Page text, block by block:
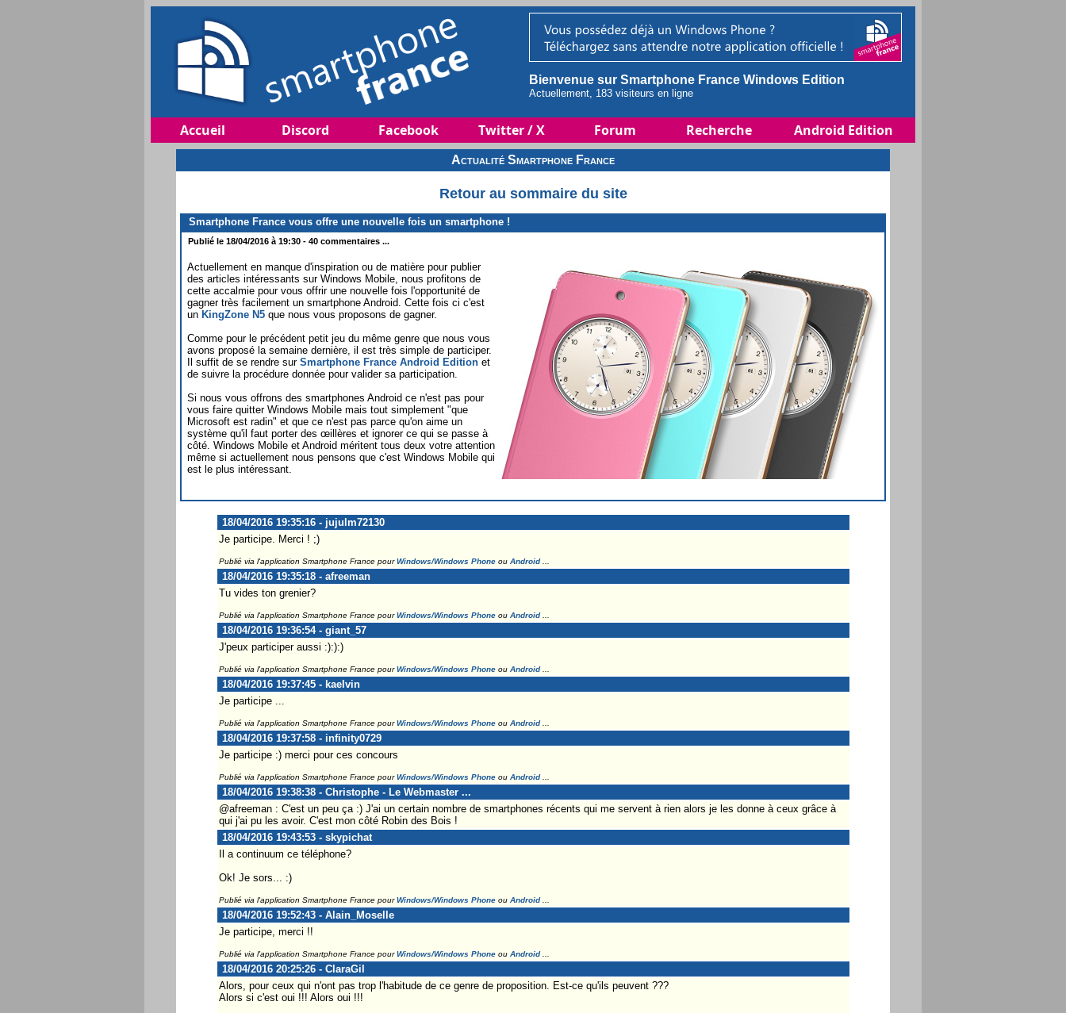
Bienvenue sur Smartphone France Windows Edition
Actuellement, 183 visiteurs en ligne
Accueil Discord Facebook Twitter / X Forum Recherche Android Edition
Actualité Smartphone France
Retour au sommaire du site
Smartphone France vous offre une nouvelle fois un smartphone !
Publié le 18/04/2016 à 19:30 - 40 commentaires ...
Actuellement en manque d'inspiration ou de matière pour publier
des articles intéressants sur Windows Mobile, nous profitons de
cette accalmie pour vous offrir une nouvelle fois l'opportunité de
gagner très facilement un smartphone Android. Cette fois ci c'est
un KingZone N5 que nous vous proposons de gagner.
Comme pour le précédent petit jeu du même genre que nous vous
avons proposé la semaine dernière, il est très simple de participer.
Il suffit de se rendre sur Smartphone France Android Edition et
de suivre la procédure donnée pour valider sa participation.
Si nous vous offrons des smartphones Android ce n'est pas pour
vous faire quitter Windows Mobile mais tout simplement "que
Microsoft est radin" et que ce n'est pas parce qu'on aime un
système qu'il faut porter des œillères et ignorer ce qui se passe à
côté. Windows Mobile et Android méritent tous deux votre attention
même si actuellement nous pensons que c'est Windows Mobile qui
est le plus intéressant.
18/04/2016 19:35:16 - jujulm72130
Je participe. Merci ! ;)
Publié via l'application Smartphone France pourWindows/Windows Phoneou Android...
18/04/2016 19:35:18 - afreeman
Tu vides ton grenier?
Publié via l'application Smartphone France pourWindows/Windows Phoneou Android...
18/04/2016 19:36:54 - giant_57
J'peux participer aussi :):):)
Publié via l'application Smartphone France pourWindows/Windows Phoneou Android...
18/04/2016 19:37:45 - kaelvin
Je participe ...
Publié via l'application Smartphone France pourWindows/Windows Phoneou Android...
18/04/2016 19:37:58 - infinity0729
Je participe :) merci pour ces concours
Publié via l'application Smartphone France pourWindows/Windows Phoneou Android...
18/04/2016 19:38:38 - Christophe - Le Webmaster ...
@afreeman : C'est un peu ça :) J'ai un certain nombre de smartphones récents qui me servent à rien alors je les donne à ceux grâce à
qui j'ai pu les avoir. C'est mon côté Robin des Bois !
18/04/2016 19:43:53 - skypichat
Il a continuum ce téléphone?
Ok! Je sors... :)
Publié via l'application Smartphone France pourWindows/Windows Phoneou Android...
18/04/2016 19:52:43 - Alain_Moselle
Je participe, merci !!
Publié via l'application Smartphone France pourWindows/Windows Phoneou Android...
18/04/2016 20:25:26 - ClaraGil
Alors, pour ceux qui n'ont pas trop l'habitude de ce genre de proposition. Est-ce qu'ils peuvent ???
Alors si c'est oui !!! Alors oui !!!